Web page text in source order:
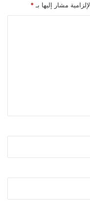
مشار إليها بـ *